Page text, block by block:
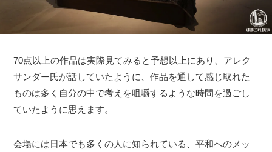
70点以上の作品は実際見てみると予想以上にあり、アレク
サンダー氏が話していたように、作品を通して感じ取れた
ものは多く自分の中で考えを咀嚼するような時間を過ごし
ていたように思えます。
会場には日本でも多くの人に知られている、平和へのメッ